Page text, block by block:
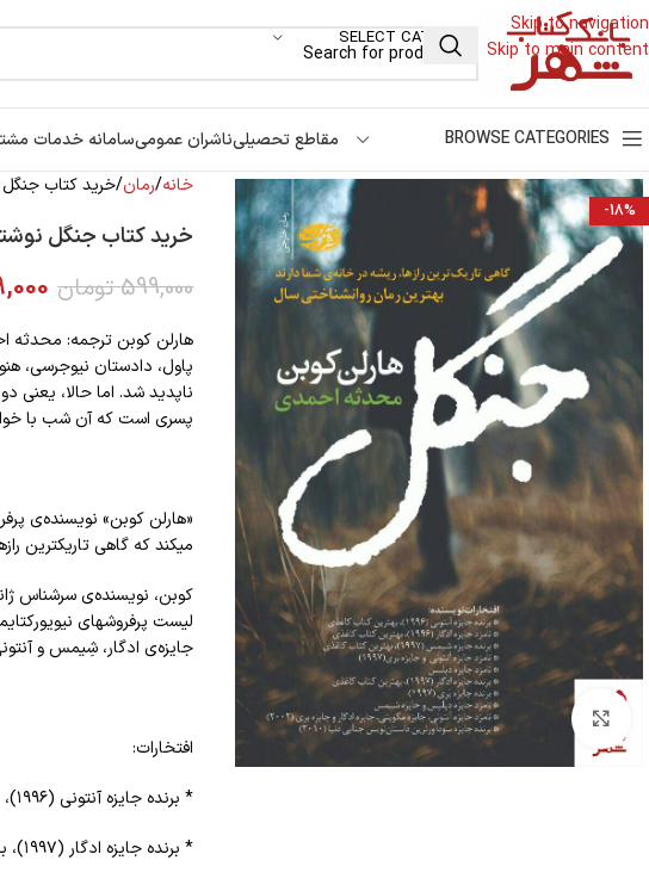
Skip to navigation
Skip to main content
SELECT CATEGORY
BROWSE CATEGORIES مقاطع تحصیلیناشران عمومیسامانه خدمات
-18%
Click to enlarge
خانه رمان خرید کتاب جنگل
خرید کتاب جنگل
599,000 تومان
هارلن کوبن ترجمه: محدثه احمدی نشر
‌پاول، دادستان نیوجرسی،
پسری است که آن شب با
می‎کند که گاهی تاریک‎ترین رازها، ریشه در خانه‌ی شما دارند.
کوبن، نویسنده‌ی سرشناس
جایزه‌ی ادگار، شِیمس و
افتخارات:‌
* برنده جایزه آنتونی (۱۹۹۶)، بهترین کتاب کاغذی‌
* برنده جایزه ادگار (۱۹۹۷)، بهترین کتاب کاغذی‌